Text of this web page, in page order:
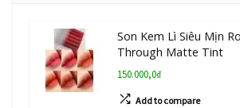
Son Kem Lì Siêu Mịn
Through Matte Tint
150.000,0₫
Add to compare